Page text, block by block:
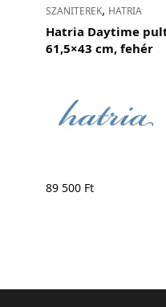
SZANITEREK, HATRIA
Hatria Daytime
61,5×43 cm, fehér
89 500 Ft